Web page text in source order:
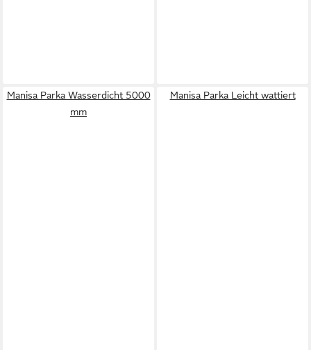
Manisa Parka Wasserdicht 5000
mm
Manisa Parka Leicht wattiert